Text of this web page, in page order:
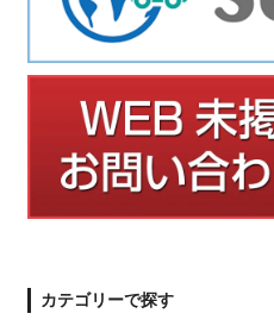
カテゴリーで探す